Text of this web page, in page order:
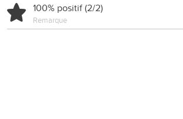
100% positif (2/2)
Remarque